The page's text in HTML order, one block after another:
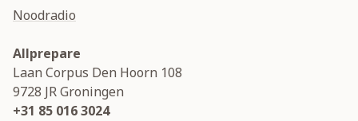
Noodradio
Allprepare
Laan Corpus Den Hoorn 108
9728 JRGroningen
+31 85 016 3024